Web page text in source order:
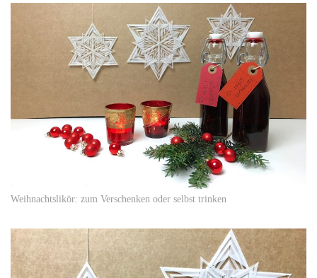
Weihnachtslikör: zum Verschenken oder selbst trinken